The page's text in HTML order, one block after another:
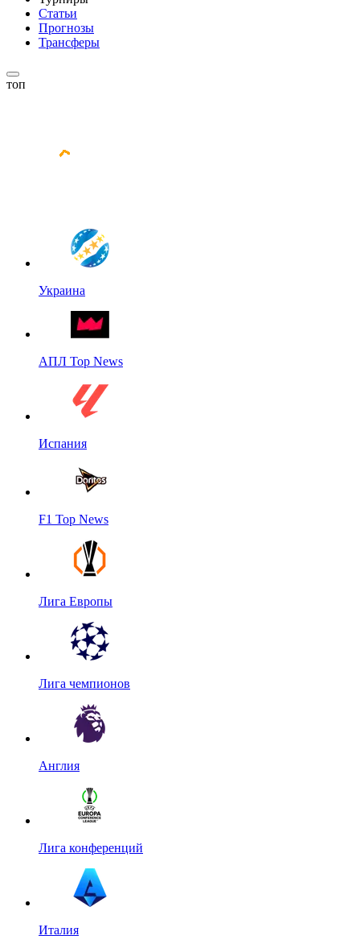
Статьи
Прогнозы
Трансферы
топ
Украина
АПЛ Top News
Испания
F1 Top News
Лига Европы
Лига чемпионов
Англия
Лига конференций
Италия